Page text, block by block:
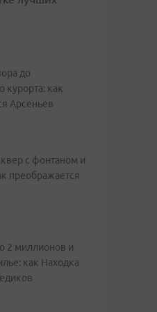
до
курорта: как
Арсеньев
с фонтаном и
преображается
2 миллионов и
как Находка